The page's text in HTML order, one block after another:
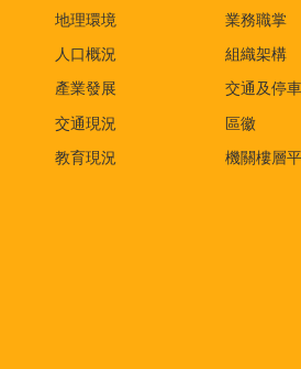
地理環境
人口概況
產業發展
交通現況
教育現況
業務職掌
組織架構
交通及停
區徽
機關樓層